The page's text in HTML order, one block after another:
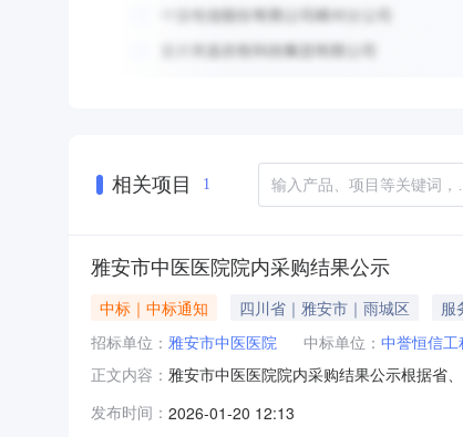
相关项目 1
雅安市中医医院院内采购结果公示
中标｜中标通知 四川省｜雅安市｜雨城区 服
招标单位： 雅安市中医医院 中标单位： 中誉恒信工
正文内容： 雅安市中医医院院内采购结果公示根据省
加盖公章的书面意见和授权人身份证复印
发布时间： 2026-01-20 12:13